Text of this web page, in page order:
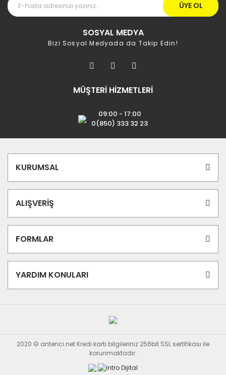
ÜYE OL
SOSYAL MEDYA
Bizi Sosyal Medyada da Takip Edin!
MÜŞTERİ HİZMETLERİ
09:00 - 17:00
0(850) 333 32 23
KURUMSAL
ALIŞVERİŞ
FORMLAR
YARDIM KONULARI
2020 © antenci.net Kredi kartı bilgileriniz 256bit SSL sertifikası ile
korunmaktadır.